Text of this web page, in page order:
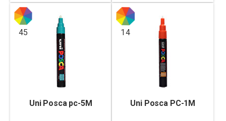
45
Uni Posca pc-5M
14
Uni Posca PC-1M